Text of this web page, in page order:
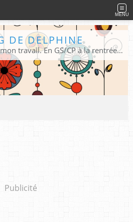
MENU
DE DELPHINE
Blog destiné à partager mon travail. En GS/CP à la rentrée 2026/2027 !
Publicité